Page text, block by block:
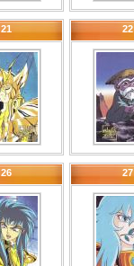
21 22
26 27